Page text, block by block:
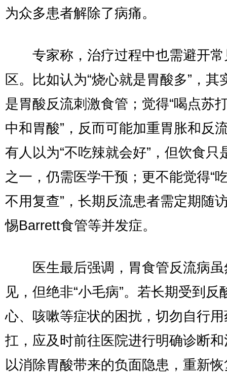
为众多患者解除了病痛。
专家称，治疗过程中也需避开常
区。比如认为“烧心就是胃酸多”，其
是胃酸反流刺激食管；觉得“喝点苏
中和胃酸”，反而可能加重胃胀和反
有人以为“不吃辣就会好”，但饮食只
之一，仍需医学干预；更不能觉得“
不用复查”，长期反流患者需定期随
惕Barrett食管等并发症。
医生最后强调，胃食管反流病虽
见，但绝非“小毛病”。若长期受到反
心、咳嗽等症状的困扰，切勿自行
扛，应及时前往医院进行明确诊断
以消除胃酸带来的负面隐患，重新